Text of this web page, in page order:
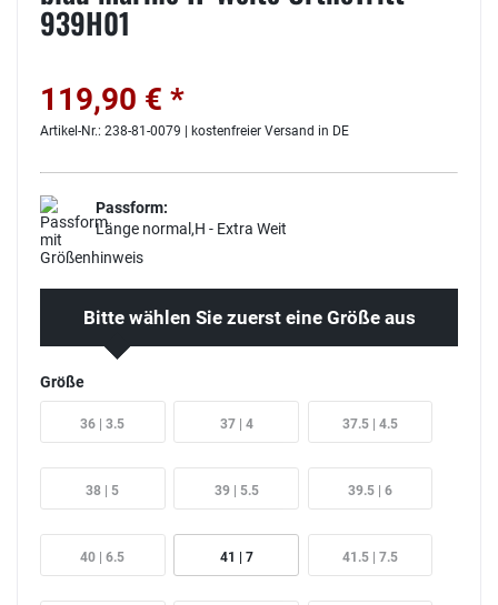
939H01
119,90 € *
Artikel-Nr.: 238-81-0079 | kostenfreier Versand in DE
Passform:
Länge normal,H - Extra Weit
Bitte wählen Sie zuerst eine Größe aus
Größe
36 | 3.5 37 | 4 37.5 | 4.5
38 | 5 39 | 5.5 39.5 | 6
40 | 6.5 41 | 7 41.5 | 7.5